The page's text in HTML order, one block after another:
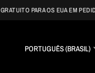
PARA OS EUA EM PEDIDOS
Atualizar
país/região